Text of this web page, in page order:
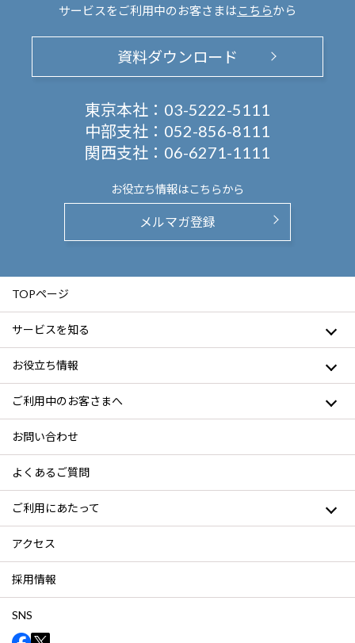
サービスをご利用中のお客さまは こちらから
資料ダウンロード
東京本社： 03-5222-5111
中部支社： 052-856-8111
関西支社： 06-6271-1111
お役立ち情報はこちらから
メルマガ登録
TOPページ
サービスを知る
お役立ち情報
ご利用中のお客さまへ
お問い合わせ
よくあるご質問
ご利用にあたって
アクセス
採用情報
SNS